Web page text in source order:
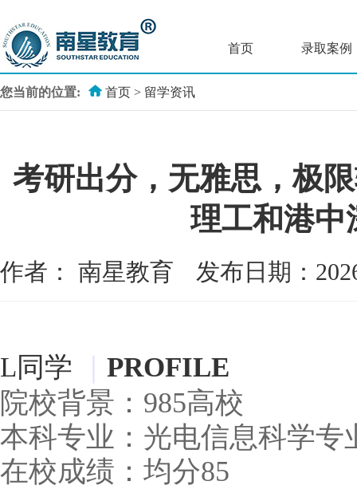
首页 录取案例
您当前的位置: 首页 > 留学资讯
考研出分，无雅思，极
理工和港中
作者： 南星教育 发布日期：
L同学 PROFILE
院校背景：985高校
本科专业：光电信息科学专
在校成绩：均分85